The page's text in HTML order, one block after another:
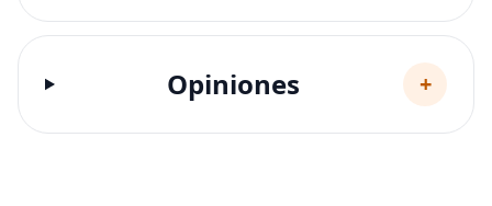
Opiniones +